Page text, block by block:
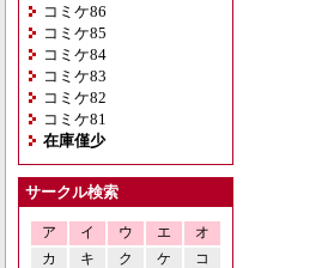
コミケ86
コミケ85
コミケ84
コミケ83
コミケ82
コミケ81
在庫僅少
サークル検索
ア イ ウ エ
オ
カ
キ ク ケ
コ